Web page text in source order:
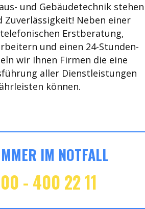
und Gebäudetechnik stehen
Neben einer
Erstberatung,
und einen 24-Stunden-
wir Ihnen Firmen die eine
aller Dienstleistungen
können.
IM NOTFALL
- 400 22 11